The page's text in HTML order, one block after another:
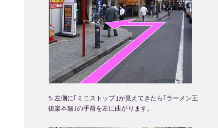
5. 左側に｢ミニストップ｣が見えてきたら｢ラーメン王
後楽本舗｣の手前を左に曲がります。